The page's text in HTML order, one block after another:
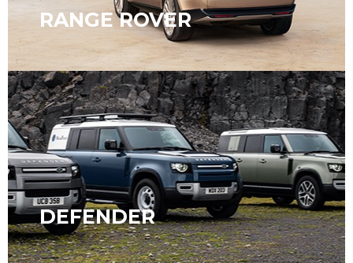
RANGE ROVER
DEFENDER